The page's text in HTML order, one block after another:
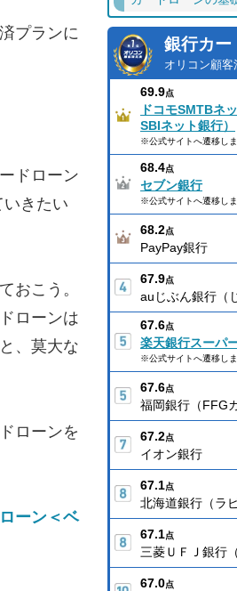
プランに
ドローン
きたい
おこう。
ローンは
、莫大な
ローンを
ーン＜ベ
銀行カー
オリコン顧
69.9点
ドコモSMTBネ
SBIネット銀行）
※公式サイトへ遷移しま
68.4点
セブン銀行
※公式サイトへ遷移しま
68.2点
PayPay銀行
67.9点
auじぶん銀行（
67.6点
楽天銀行スーパ
※公式サイトへ遷移しま
67.6点
福岡銀行（FFG
67.2点
イオン銀行
67.1点
北海道銀行（ラ
67.1点
三菱ＵＦＪ銀行
67.0点